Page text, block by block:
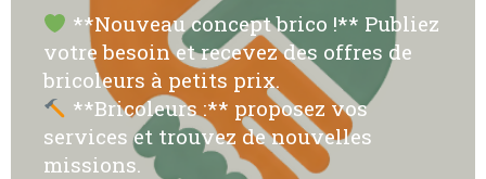
**Nouveau concept brico !** Publiez
votre besoin et recevez des offres de
bricoleurs à petits prix.
**Bricoleurs :** proposez vos
services et trouvez de nouvelles
missions.